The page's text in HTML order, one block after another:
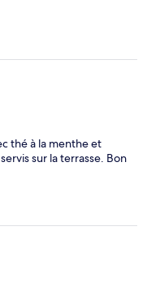
thé à la menthe et
sur la terrasse. Bon